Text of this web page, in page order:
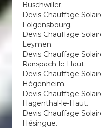
Buschwiller.
Devis Chauffage
Folgensbourg.
Devis Chauffage
Leymen.
Devis Chauffage
Ranspach-le-Haut.
Devis Chauffage
Hégenheim.
Devis Chauffage
Hagenthal-le-Haut.
Devis Chauffage
Hésingue.